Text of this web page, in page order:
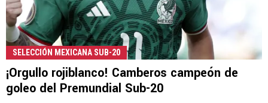
SELECCIÓN MEXICANA SUB-20
¡Orgullo rojiblanco! Camberos campeón de
goleo del Premundial Sub-20